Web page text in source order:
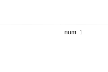
num. 1